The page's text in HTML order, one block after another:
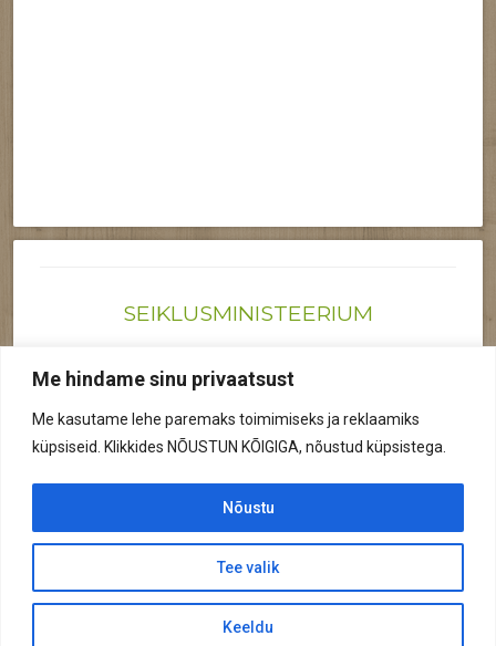
Me hindame sinu privaatsust
Me kasutame lehe paremaks toimimiseks ja reklaamiks
küpsiseid. Klikkides NÕUSTUN KÕIGIGA, nõustud küpsistega.
Tee valik
Keeldu
Nõustu
SEIKLUSMINISTEERIUM
Reg nr: 12041719
© 2026 Seiklusministeerium